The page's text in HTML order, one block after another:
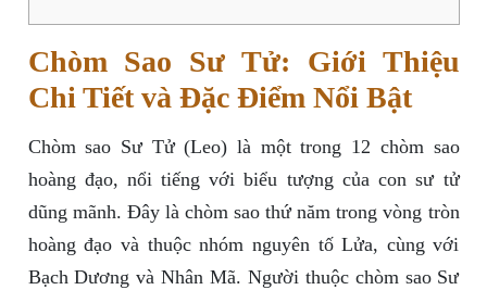
Chòm Sao Sư Tử: Giới Thiệu
Chi Tiết và Đặc Điểm Nổi Bật
Chòm sao Sư Tử (Leo) là một trong 12 chòm sao
hoàng đạo, nổi tiếng với biểu tượng của con sư tử
dũng mãnh. Đây là chòm sao thứ năm trong vòng tròn
hoàng đạo và thuộc nhóm nguyên tố Lửa, cùng với
Bạch Dương và Nhân Mã. Người thuộc chòm sao Sư